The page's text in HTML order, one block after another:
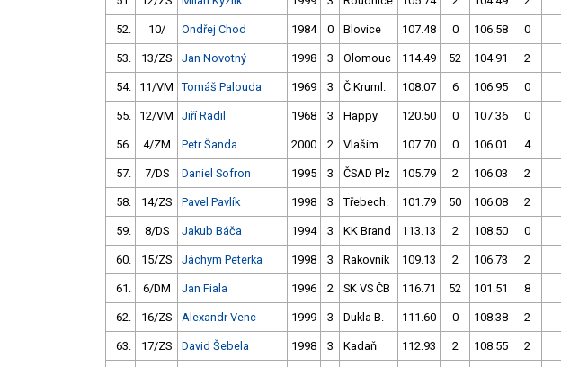
52. 10/ Ondřej Chod 1984 0 Blovice 107.48 0 106.58 0
53. 13/ZS Jan Novotný 1998 3 Olomouc 114.49 52 104.91 2
54. 11/VM Tomáš Palouda 1969 3 Č.Kruml. 108.07 6 106.95 0
55. 12/VM Jiří Radil 1968 3 Happy 120.50 0 107.36 0
56. 4/ZM Petr Šanda 2000 2 Vlašim 107.70 0 106.01 4
57. 7/DS Daniel Sofron 1995 3 ČSAD Plz 105.79 2 106.03 2
58. 14/ZS Pavel Pavlík 1998 3 Třebech. 101.79 50 106.08 2
59. 8/DS Jakub Báča 1994 3 KK Brand 113.13 2 108.50 0
60. 15/ZS Jáchym Peterka 1998 3 Rakovník 109.13 2 106.73 2
61. 6/DM Jan Fiala 1996 2 SK VS ČB 116.71 52 101.51 8
62. 16/ZS Alexandr Venc 1999 3 Dukla B. 111.60 0 108.38 2
63. 17/ZS David Šebela 1998 3 Kadaň 112.93 2 108.55 2